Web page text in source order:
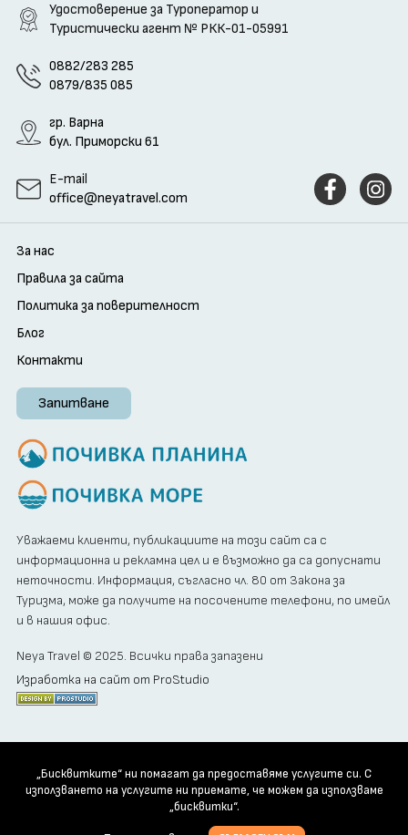
Удостоверение за Туроператор и
Туристически агент № РКК-01-05991
0882/283 285
0879/835 085
гр. Варна
бул. Приморски 61
E-mail
office@neyatravel.com
За нас
Правила за сайта
Политика за поверителност
Блог
Контакти
Запитване
Уважаеми клиенти, публикациите на този сайт са с
информационна и рекламна цел и е възможно да са допуснати
неточности. Информация, съгласно чл. 80 от Закона за
Туризма, може да получите на посочените телефони, по имейл
и в нашия офис.
Neya Travel © 2025. Всички права запазени
Изработка на сайт от ProStudio
„Бисквитките“ ни помагат да предоставяме услугите си. С
използването на услугите ни приемате, че можем да използваме
„бисквитки“.